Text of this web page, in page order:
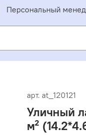
Персональный
арт. at_120121
Уличный
м²